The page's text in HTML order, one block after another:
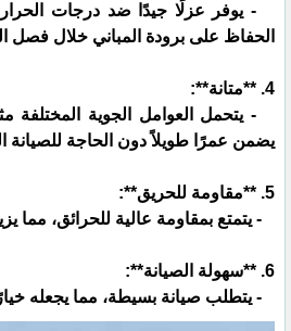
- يوفر عزلًا جيدًا ضد درجات
الحفاظ على برودة المباني خلال فصل
4. **متانة**:
- يتحمل العوامل الجوية المختلفة
يضمن عمرًا طويلاً دون الحاجة للصيانة
5. **مقاومة للحريق**:
- يتمتع بمقاومة عالية للحرائق، مما
6. **سهولة الصيانة**:
- يتطلب صيانة بسيطة، مما يجعله